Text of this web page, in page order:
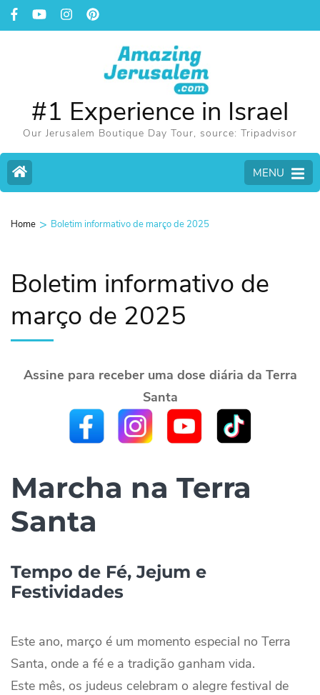
#1 Experience in Israel
Our Jerusalem Boutique Day Tour, source: Tripadvisor
MENU
Home > Boletim informativo de março de 2025
Boletim informativo de
março de 2025
Assine para receber uma dose diária da Terra
Santa
Marcha na Terra
Santa
Tempo de Fé, Jejum e
Festividades
Este ano, março é um momento especial no Terra
Santa, onde a fé e a tradição ganham vida.
Este mês, os judeus celebram o alegre festival de